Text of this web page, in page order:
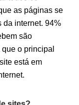
as páginas se
da internet. 94%
são
o principal
está em